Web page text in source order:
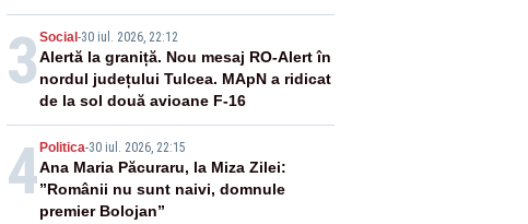
3 Social -30 iul. 2026, 22:12
Alertă la graniță. Nou mesaj RO-Alert în
nordul județului Tulcea. MApN a ridicat
de la sol două avioane F-16
4 Politica-30 iul. 2026, 22:15
Ana Maria Păcuraru, la Miza Zilei:
”Românii nu sunt naivi, domnule
premier Bolojan”